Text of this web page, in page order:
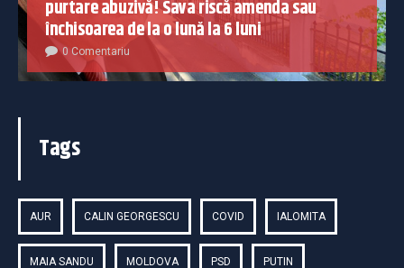
purtare abuzivă! Sava riscă amenda sau
închisoarea de la o lună la 6 luni
0 Comentariu
Tags
AUR CALIN GEORGESCU COVID IALOMITA
MAIA SANDU MOLDOVA PSD PUTIN